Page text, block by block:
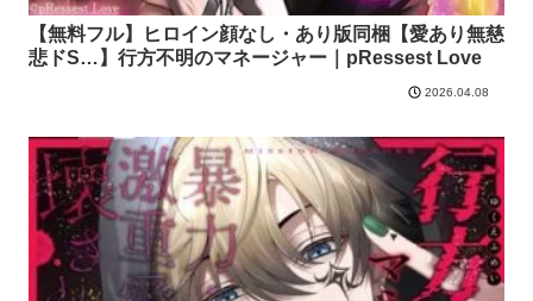
【無料フル】ヒロイン顔なし・あり版同梱【愛あり無慈
悲ドS…】行方不明のマネージャー｜pRessest Love
2026.04.08